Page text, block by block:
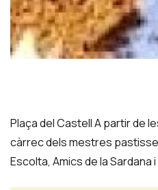
Plaça del Castell A partir de
càrrec dels mestres
Escolta, Amics de la Sardana